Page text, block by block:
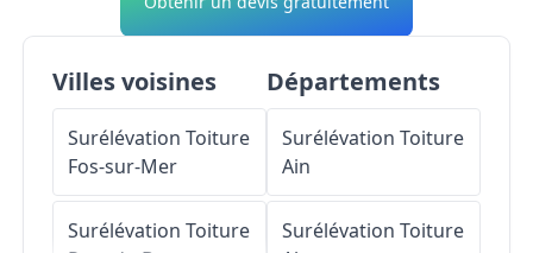
Villes voisines
Surélévation Toiture
Fos-sur-Mer
Surélévation Toiture
Départements
Surélévation Toiture
Ain
Surélévation Toiture